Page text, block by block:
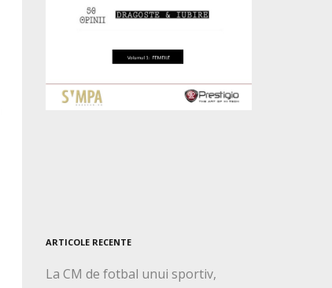
ARTICOLE RECENTE
La CM de fotbal unui sportiv,